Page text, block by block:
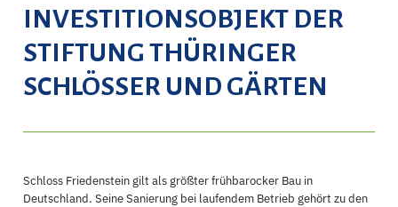
NVESTITIONSOBJEKT DER S
TIFTUNG THÜRINGER S
CHLÖSSER UND GÄRTEN
Schloss Friedenstein gilt als größter frühbarocker Bau in
Deutschland. Seine Sanierung bei laufendem Betrieb gehört zu den